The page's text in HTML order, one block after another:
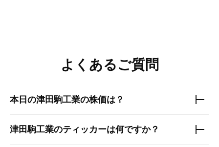
よくあるご質問
本日の津田駒工業の株価は？
津田駒工業のティッカーは何ですか？